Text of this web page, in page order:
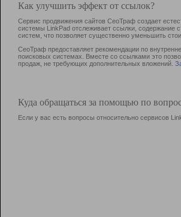
Как улучшить эффект от ссылок?
Сервис продвижения сайтов СеоТраф создает
системы LinkPad отслеживает ссылки, содержание
систем, что позволяет существенно уменьшить
СеоТраф предоставляет рекомендации по
поисковых системах. Вместе со ссылками это
продаж, не требующих дополнительных вложений.
Куда обращаться за помощью по
Если у вас есть вопросы относительно сервисов